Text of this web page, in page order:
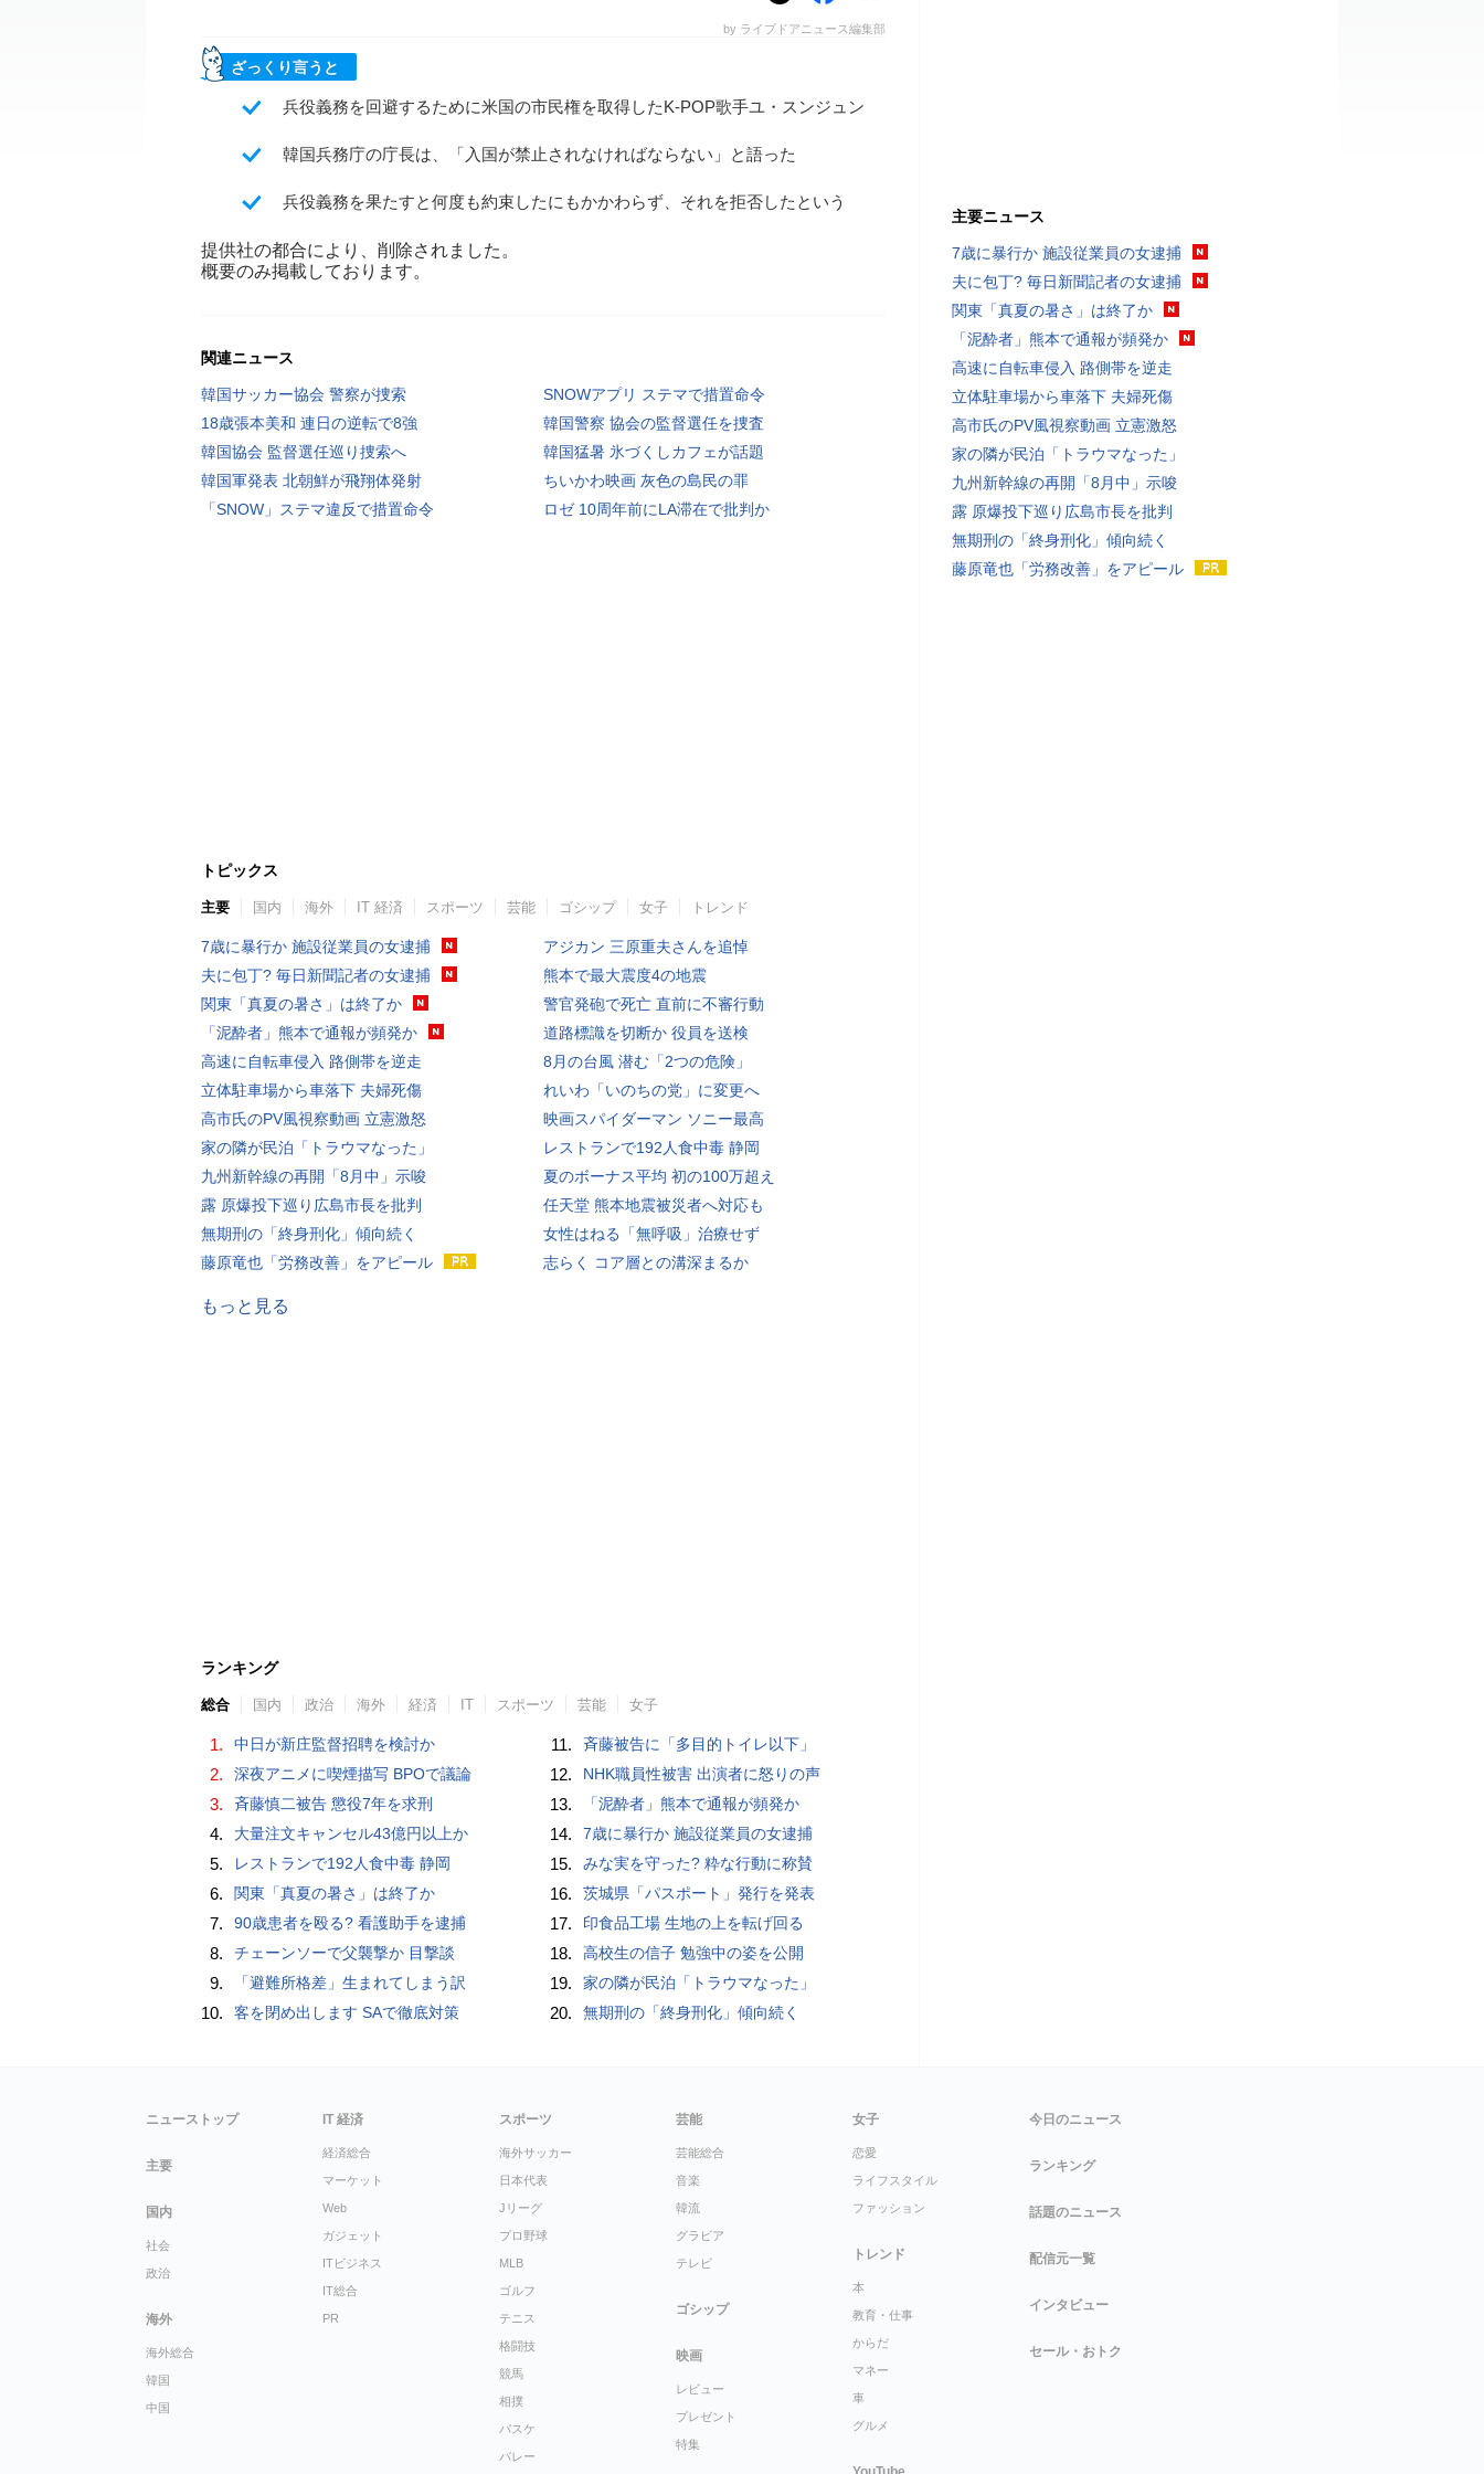
by ライブドアニュース編集部
ざっくり言うと
兵役義務を回避するために米国の市民権を取得したK-POP歌手ユ・スンジュン
韓国兵務庁の庁長は、「入国が禁止されなければならない」と語った
兵役義務を果たすと何度も約束したにもかかわらず、それを拒否したという
提供社の都合により、削除されました。
概要のみ掲載しております。
関連ニュース
韓国サッカー協会 警察が捜索
SNOWアプリ ステマで措置命令
18歳張本美和 連日の逆転で8強
韓国警察 協会の監督選任を捜査
韓国協会 監督選任巡り捜索へ
韓国猛暑 氷づくしカフェが話題
韓国軍発表 北朝鮮が飛翔体発射
ちいかわ映画 灰色の島民の罪
「SNOW」ステマ違反で措置命令
ロゼ 10周年前にLA滞在で批判か
トピックス
主要 国内 海外 IT 経済 スポーツ 芸能 ゴシップ 女子 トレンド
7歳に暴行か 施設従業員の女逮捕
夫に包丁? 毎日新聞記者の女逮捕
関東「真夏の暑さ」は終了か
「泥酔者」熊本で通報が頻発か
高速に自転車侵入 路側帯を逆走
立体駐車場から車落下 夫婦死傷
高市氏のPV風視察動画 立憲激怒
家の隣が民泊「トラウマなった」
九州新幹線の再開「8月中」示唆
露 原爆投下巡り広島市長を批判
無期刑の「終身刑化」傾向続く
藤原竜也「労務改善」をアピール
アジカン 三原重夫さんを追悼
熊本で最大震度4の地震
警官発砲で死亡 直前に不審行動
道路標識を切断か 役員を送検
8月の台風 潜む「2つの危険」
れいわ「いのちの党」に変更へ
映画スパイダーマン ソニー最高
レストランで192人食中毒 静岡
夏のボーナス平均 初の100万超え
任天堂 熊本地震被災者へ対応も
女性はねる「無呼吸」治療せず
志らく コア層との溝深まるか
もっと見る
ランキング
総合 国内 政治 海外 経済 IT スポーツ 芸能 女子
1. 中日が新庄監督招聘を検討か
2. 深夜アニメに喫煙描写 BPOで議論
3. 斉藤慎二被告 懲役7年を求刑
4. 大量注文キャンセル43億円以上か
5. レストランで192人食中毒 静岡
6. 関東「真夏の暑さ」は終了か
7. 90歳患者を殴る? 看護助手を逮捕
8. チェーンソーで父襲撃か 目撃談
9. 「避難所格差」生まれてしまう訳
10. 客を閉め出します SAで徹底対策
11. 斉藤被告に「多目的トイレ以下」
12. NHK職員性被害 出演者に怒りの声
13. 「泥酔者」熊本で通報が頻発か
14. 7歳に暴行か 施設従業員の女逮捕
15. みな実を守った? 粋な行動に称賛
16. 茨城県「パスポート」発行を発表
17. 印食品工場 生地の上を転げ回る
18. 高校生の信子 勉強中の姿を公開
19. 家の隣が民泊「トラウマなった」
20. 無期刑の「終身刑化」傾向続く
主要ニュース
7歳に暴行か 施設従業員の女逮捕
夫に包丁? 毎日新聞記者の女逮捕
関東「真夏の暑さ」は終了か
「泥酔者」熊本で通報が頻発か
高速に自転車侵入 路側帯を逆走
立体駐車場から車落下 夫婦死傷
高市氏のPV風視察動画 立憲激怒
家の隣が民泊「トラウマなった」
九州新幹線の再開「8月中」示唆
露 原爆投下巡り広島市長を批判
無期刑の「終身刑化」傾向続く
藤原竜也「労務改善」をアピール
ニューストップ
主要
国内
社会
政治
海外
海外総合
韓国
中国
IT 経済
経済総合
マーケット
Web
ガジェット
ITビジネス
IT総合
PR
スポーツ
海外サッカー
日本代表
Jリーグ
プロ野球
MLB
ゴルフ
テニス
格闘技
競馬
相撲
バスケ
バレー
芸能
芸能総合
音楽
韓流
グラビア
テレビ
ゴシップ
映画
レビュー
プレゼント
特集
女子
恋愛
ライフスタイル
ファッション
トレンド
本
教育・仕事
からだ
マネー
車
グルメ
今日のニュース
ランキング
話題のニュース
配信元一覧
インタビュー
セール・おトク